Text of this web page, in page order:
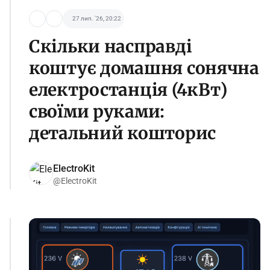
27 лип. '26, 20:22
Скільки насправді
коштує домашня сонячна
електростанція (4кВт)
своїми руками:
детальний кошторис
ElectroKit
@ElectroKit